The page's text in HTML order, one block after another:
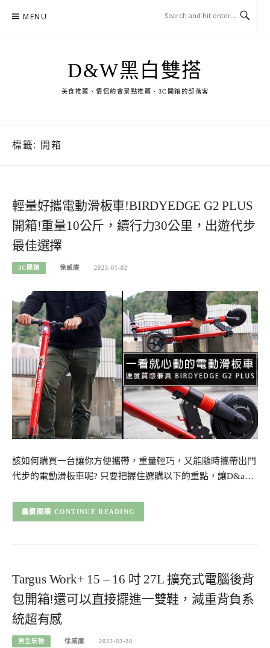
MENU
D&W黑白雙搭
美食推薦、情侶約會景點推薦、3C開箱的部落客
標籤: 開箱
輕量好攜電動滑板車!BIRDYEDGE G2 PLUS
開箱!重量10公斤，續行力30公里，出遊代步
最佳選擇
3C開箱 徐威廉 2023-01-02
該如何購買一台讓你方便攜帶，重量輕巧，又能隨時攜帶出門
代步的電動滑板車呢? 只要把握住選購以下的重點，讓D&a…
CONTINUE READING
Targus Work+ 15 – 16 吋 27L 擴充式電腦後背
包開箱!還可以直接擺進一雙鞋，減重背負系
統超有感
男生玩物 徐威廉 2022-03-28